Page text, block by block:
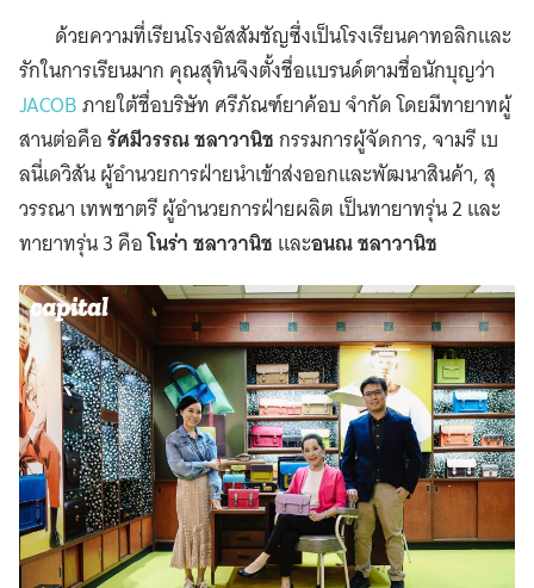
ด้วยความที่เรียนโรงอัสสัมชัญซึ่งเป็นโรงเรียนคาทอลิกและ
รักในการเรียนมาก คุณสุทินจึงตั้งชื่อแบรนด์ตามชื่อนักบุญว่า
JACOBภายใต้ชื่อบริษัท ศรีภัณฑ์ยาค้อบ จำกัด โดยมีทายาทผู้
สานต่อคือรัศมีวรรณ ชลาวานิชกรรมการผู้จัดการ, จามรี เบ
ลนี่เดวิสัน ผู้อำนวยการฝ่ายนำเข้าส่งออกและพัฒนาสินค้า, สุ
วรรณา เทพชาตรี ผู้อำนวยการฝ่ายผลิต เป็นทายาทรุ่น 2 และ
ทายาทรุ่น 3 คือโนร่า ชลาวานิช และอนณ ชลาวานิช